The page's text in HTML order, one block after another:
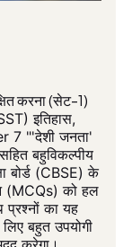
करना (सेट-1)
इतिहास,
7 "'देशी जनता'
बहुविकल्पीय
बोर्ड (CBSE) के
(MCQs) को हल
का यह
बहुत उपयोगी